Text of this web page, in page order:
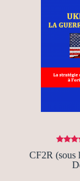
CF2R (sous